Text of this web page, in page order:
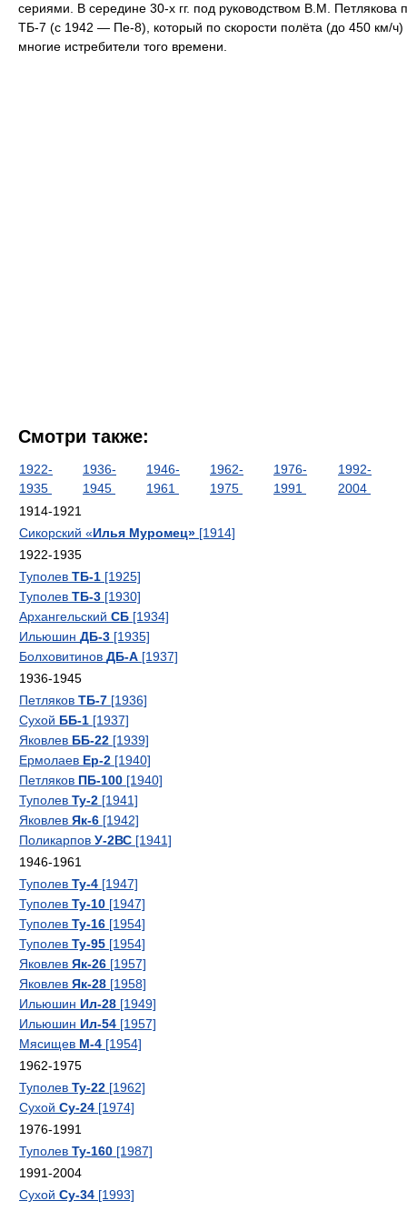
сериями. В середине 30-х гг. под руководством В.М. Петлякова
ТБ-7 (с 1942 — Пе-8), который по скорости полёта (до 450 км/ч)
многие истребители того времени.
Смотри также:
1922-
1935
1936-
1945
1946-
1961
1962-
1975
1976-
1991
1992-
2004
1914-1921
Сикорский «Илья Муромец» [1914]
1922-1935
Туполев ТБ-1 [1925]
Туполев ТБ-3 [1930]
Архангельский СБ [1934]
Ильюшин ДБ-3 [1935]
Болховитинов ДБ-А [1937]
1936-1945
Петляков ТБ-7 [1936]
Сухой ББ-1 [1937]
Яковлев ББ-22 [1939]
Ермолаев Ер-2 [1940]
Петляков ПБ-100 [1940]
Туполев Ту-2 [1941]
Яковлев Як-6 [1942]
Поликарпов У-2ВС [1941]
1946-1961
Туполев Ту-4 [1947]
Туполев Ту-10 [1947]
Туполев Ту-16 [1954]
Туполев Ту-95 [1954]
Яковлев Як-26 [1957]
Яковлев Як-28 [1958]
Ильюшин Ил-28 [1949]
Ильюшин Ил-54 [1957]
Мясищев М-4 [1954]
1962-1975
Туполев Ту-22 [1962]
Сухой Су-24 [1974]
1976-1991
Туполев Ту-160 [1987]
1991-2004
Сухой Су-34 [1993]